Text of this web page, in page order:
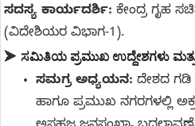
ಸದಸ್ಯ ಕಾರ್ಯದರ್ಶಿ: ಕೇಂದ್ರ ಗೃಹ
(ವಿದೇಶಿಯರ ವಿಭಾಗ-1).
➤ ಸಮಿತಿಯ ಪ್ರಮುಖ ಉದ್ದೇಶಗಳು
ಸಮಗ್ರ ಅಧ್ಯಯನ: ದೇಶದ ಗಡಿ
ಹಾಗೂ ಪ್ರಮುಖ ನಗರಗಳಲ್ಲಿ